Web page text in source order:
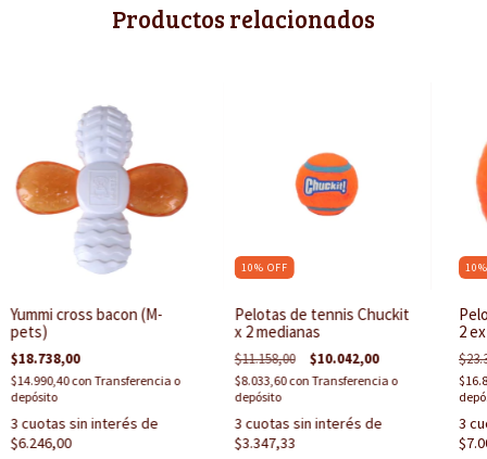
Productos relacionados
Yummi cross bacon (M-
pets)
$18.738,00
$14.990,40conTransferencia o
depósito
3 cuotas sin interés de
$6.246,00
10% OFF
Pelotas de tennis Chuckit
x 2 medianas
$11.158,00 $10.042,00
$8.033,60conTransferencia o
depósito
3 cuotas sin interés de
$3.347,33
10
2
3